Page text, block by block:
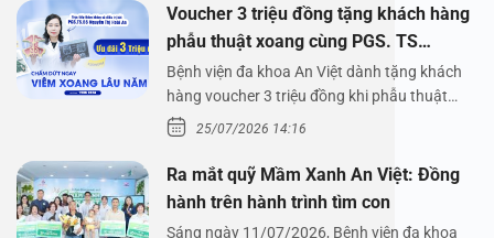
Voucher 3 triệu đồng tặng khách hàng
phẫu thuật xoang cùng PGS. TS
Nguyễn Thị Hoài An
Bệnh viện đa khoa An Việt dành tặng khách
hàng voucher 3 triệu đồng khi phẫu thuật
xoang cùng PGS.…
25/07/2026 14:16
Ra mắt quỹ Mầm Xanh An Việt: Đồng
hành trên hành trình tìm con
Sáng ngày 11/07/2026, Bệnh viện đa khoa